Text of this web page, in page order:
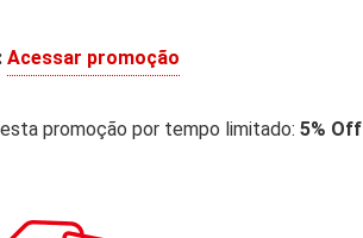
Acessar promoção
promoção por tempo limitado:5% Off